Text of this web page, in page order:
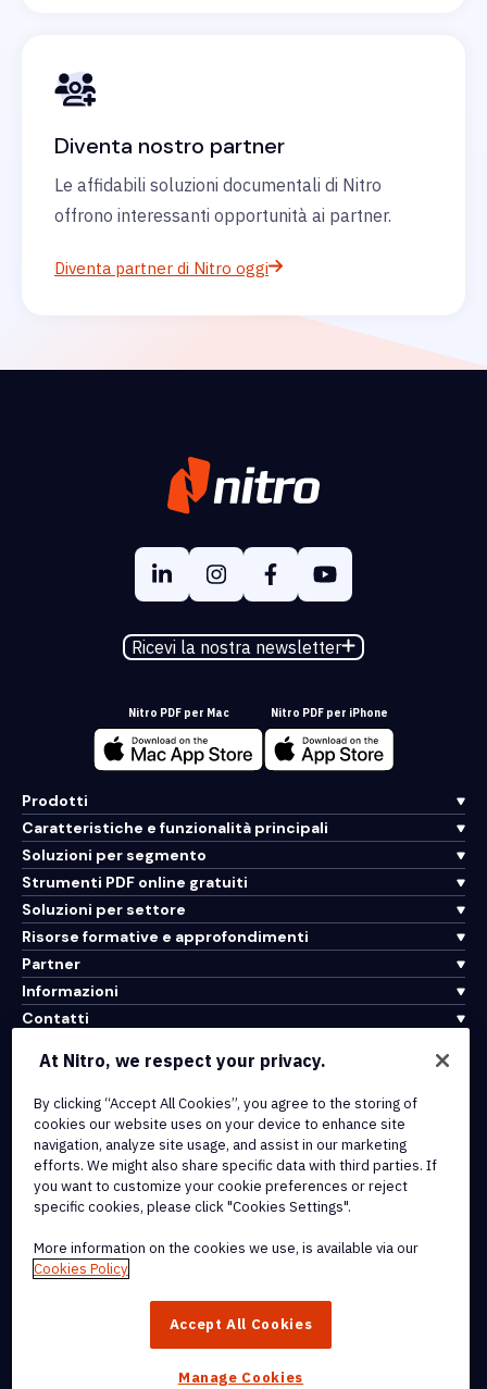
Diventa nostro partner
Le affidabili soluzioni documentali di Nitro
offrono interessanti opportunità ai partner.
Diventa partner di Nitro oggi
Ricevi la nostra newsletter
Nitro PDF per Mac Nitro PDF per iPhone
Prodotti
Caratteristiche e funzionalità principali
Soluzioni per segmento
Strumenti PDF online gratuiti
Soluzioni per settore
Risorse formative e approfondimenti
Partner
Informazioni
Contatti
Integrazioni e connettività API
Termini di servizio
Politica sui cookie
Politica sul copyright
Tutti i termini e le politiche
© 2026 Nitro Software, Inc. Tutti i diritti riservati.
Sign e Nitro Analytics sono marchi e/o marchi registrati di Nitro
At Nitro, we respect your privacy.
By clicking “Accept All Cookies”, you agree to the storing of
cookies our website uses on your device to enhance site
navigation, analyze site usage, and assist in our marketing
efforts. We might also share specific data with third parties. If
you want to customize your cookie preferences or reject
specific cookies, please click "Cookies Settings".
More information on the cookies we use, is available via our
Cookies Policy
Accept All Cookies
Manage Cookies